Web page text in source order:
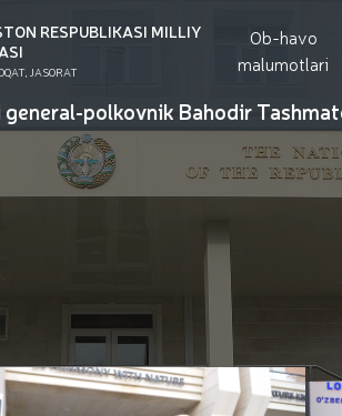
RESPUBLIKASI MILLIY
JASORAT
Ob-havo
malumotlari
polkovnik Bahodir